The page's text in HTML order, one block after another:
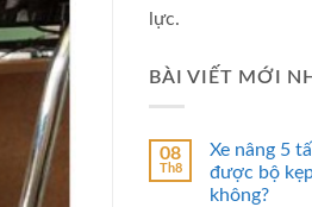
lực.
BÀI VIẾT MỚI
08
Th8
Xe nâng 5
được bộ
không?